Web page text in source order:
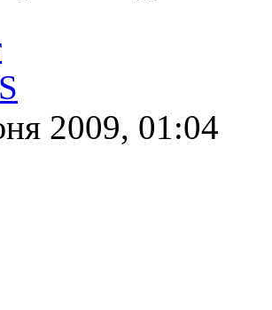
2009, 01:04